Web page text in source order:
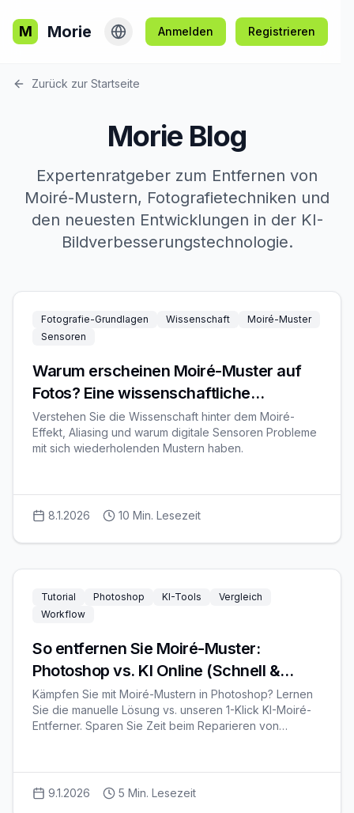
M Morie Anmelden Registrieren
Zurück zur Startseite
Morie Blog
Expertenratgeber zum Entfernen von
Moiré-Mustern, Fotografietechniken und
den neuesten Entwicklungen in der KI-
Bildverbesserungstechnologie.
Fotografie-Grundlagen Wissenschaft
Moiré-Muster
Sensoren
Warum erscheinen Moiré-Muster auf
Fotos? Eine wissenschaftliche
Erklärung
Verstehen Sie die Wissenschaft hinter dem Moiré-
Effekt, Aliasing und warum digitale Sensoren Probleme
mit sich wiederholenden Mustern haben.
8.1.2026 10 Min. Lesezeit
Tutorial Photoshop KI-Tools
Vergleich
Workflow
So entfernen Sie Moiré-Muster:
Photoshop vs. KI Online (Schnell &
Kostenlos)
Kämpfen Sie mit Moiré-Mustern in Photoshop? Lernen
Sie die manuelle Lösung vs. unseren 1-Klick KI-Moiré-
Entferner. Sparen Sie Zeit beim Reparieren von
9.1.2026 5 Min. Lesezeit